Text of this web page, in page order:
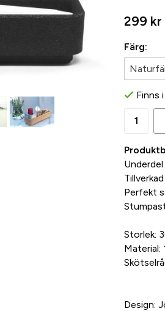
299 kr
Färg:
Finns
Perfekt
Storlek:
Material:
Design: